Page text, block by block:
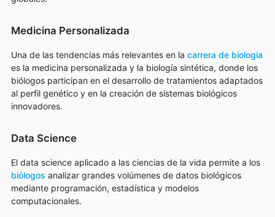
Medicina Personalizada
Una de las tendencias más relevantes en la carrera de biologia
es la medicina personalizada y la biología sintética, donde los
biólogos participan en el desarrollo de tratamientos adaptados
al perfil genético y en la creación de sistemas biológicos
innovadores.
Data Science
El data science aplicado a las ciencias de la vida permite a los
biólogos analizar grandes volúmenes de datos biológicos
mediante programación, estadística y modelos
computacionales.